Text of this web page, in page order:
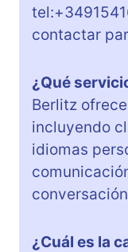
contactar
¿Qué
Berlitz
incluyendo
idiomas
¿Cuál es la